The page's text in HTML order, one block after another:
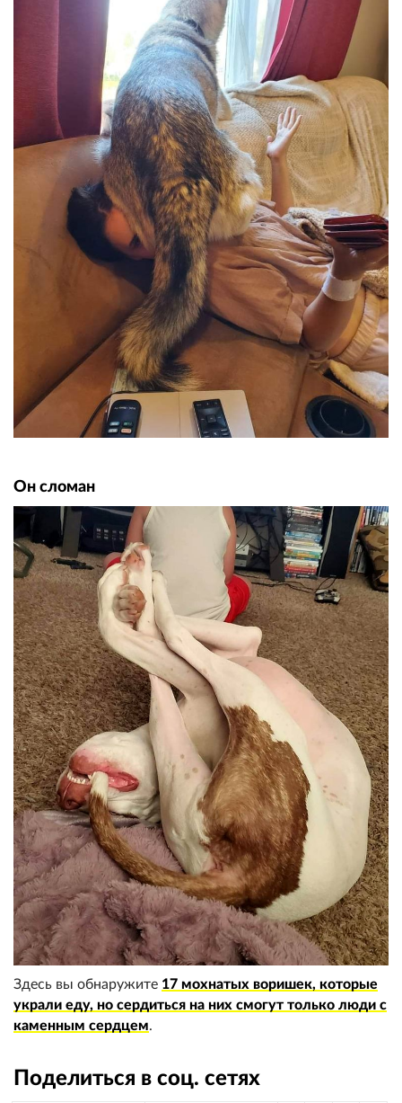
Он сломан
Здесь вы обнаружите 17 мохнатых воришек, которые
украли еду, но сердиться на них смогут только люди с
каменным сердцем.
Поделиться в соц. сетях